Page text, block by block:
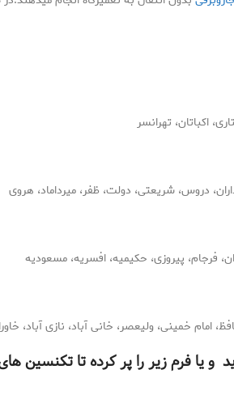
اکباتان، تهرانسر
دروس، شریعتی، دولت، ظفر، میرداماد، هروی
فرجام، پیروزی، حکیمیه، افسریه، مسعودیه
امام خمینی، ولیعصر، خانی آباد، نازی آباد،
یا فرم زیر را پر کرده تا تکنسین